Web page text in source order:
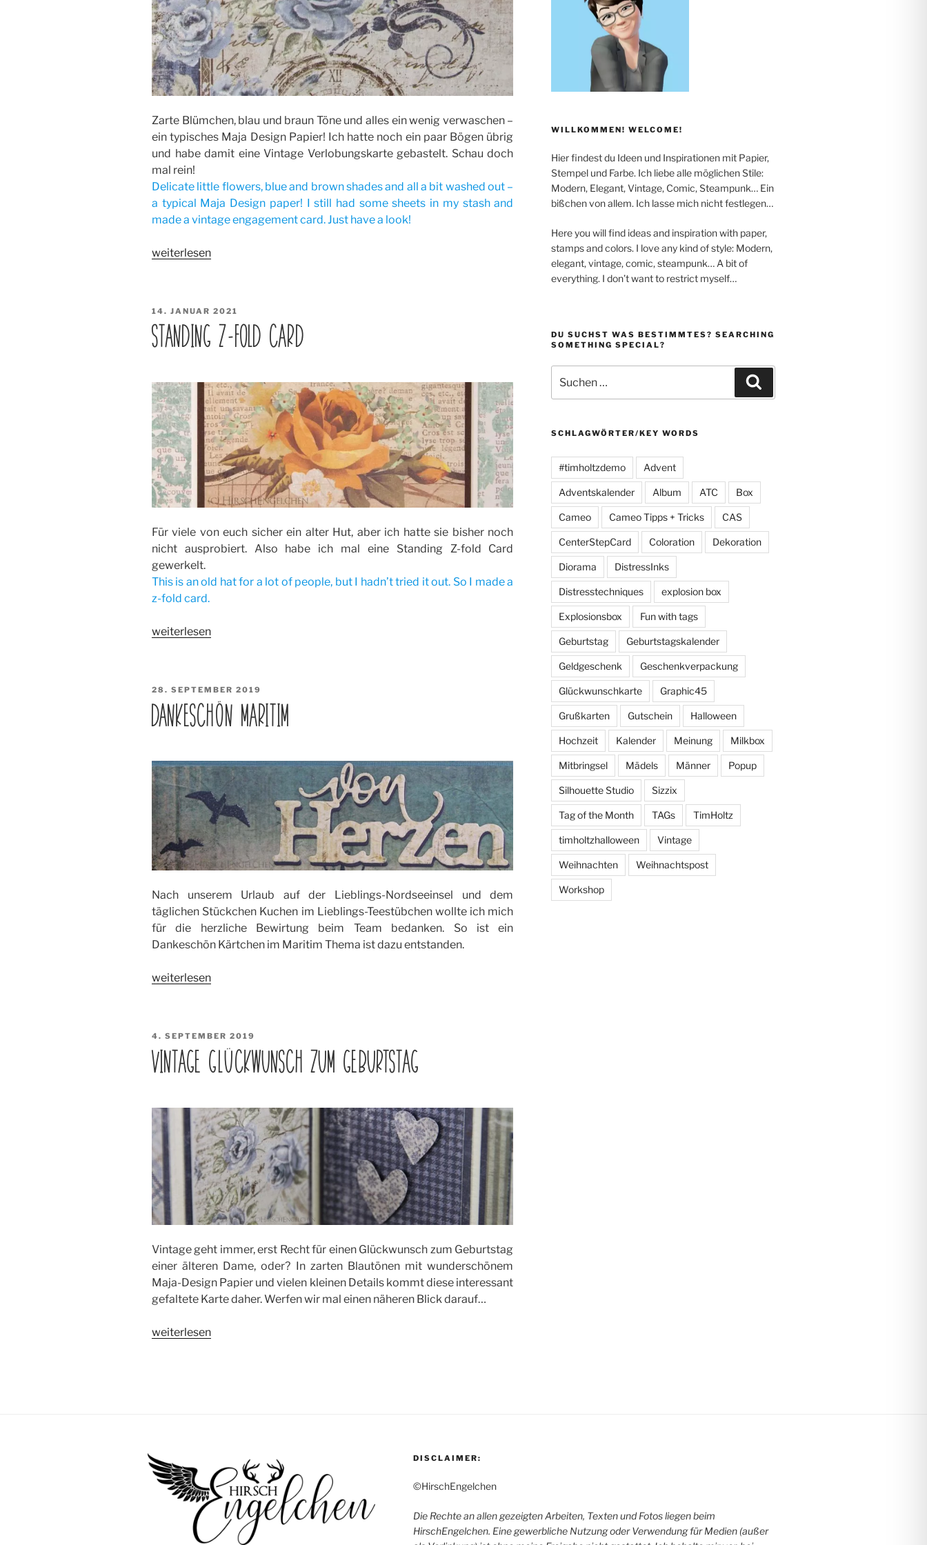
Zarte Blümchen, blau und braun Töne und alles ein wenig verwaschen –
ein typisches Maja Design Papier! Ich hatte noch ein paar Bögen übrig
und habe damit eine Vintage Verlobungskarte gebastelt. Schau doch
mal rein!
Delicate little flowers, blue and brown shades and all a bit washed out –
a typical Maja Design paper! I still had some sheets in my stash and
made a vintage engagement card. Just have a look!
„Vintage
Engagement
Card“
weiterlesen
VERÖFFENTLICHT
14. JANUAR 2021
STANDING Z-FOLD CARD
Für viele von euch sicher ein alter Hut, aber ich hatte sie bisher noch
nicht ausprobiert. Also habe ich mal eine Standing Z-fold Card
gewerkelt.
This is an old hat for a lot of people, but I hadn’t tried it out. So I made a
z-fold card.
„Standing
weiterlesen
VERÖFFENTLICHT
28. SEPTEMBER 2019
DANKESCHÖN MARITIM
Nach unserem Urlaub auf der Lieblings-Nordseeinsel und dem
täglichen Stückchen Kuchen im Lieblings-Teestübchen wollte ich mich
für die herzliche Bewirtung beim Team bedanken. So ist ein
Dankeschön Kärtchen im Maritim Thema ist dazu entstanden.
„Dankeschön
weiterlesen
VERÖFFENTLICHT
4. SEPTEMBER 2019
VINTAGE GLÜCKWUNSCH ZUM GEBURTSTAG
Vintage geht immer, erst Recht für einen Glückwunsch zum Geburtstag
einer älteren Dame, oder? In zarten Blautönen mit wunderschönem
Maja-Design Papier und vielen kleinen Details kommt diese interessant
gefaltete Karte daher. Werfen wir mal einen näheren Blick darauf…
„Vintage
weiterlesen
WILLKOMMEN! WELCOME!
Hier findest du Ideen und Inspirationen mit Papier,
Stempel und Farbe. Ich liebe alle möglichen Stile:
Modern, Elegant, Vintage, Comic, Steampunk… Ein
bißchen von allem. Ich lasse mich nicht festlegen…
Here you will find ideas and inspiration with paper,
stamps and colors. I love any kind of style: Modern,
elegant, vintage, comic, steampunk… A bit of
everything. I don’t want to restrict myself…
DU SUCHST WAS BESTIMMTES? SEARCHING
SOMETHING SPECIAL?
nach:
SCHLAGWÖRTER/KEY WORDS
#timholtzdemo Advent
Adventskalender Album ATC Box
Cameo Cameo Tipps + Tricks CAS
CenterStepCard Coloration Dekoration
Diorama DistressInks
Distresstechniques explosion box
Explosionsbox Fun with tags
Geburtstag Geburtstagskalender
Geldgeschenk Geschenkverpackung
Glückwunschkarte Graphic45
Grußkarten Gutschein Halloween
Hochzeit Kalender Meinung Milkbox
Mitbringsel Mädels Männer Popup
Silhouette Studio Sizzix
Tag of the Month TAGs TimHoltz
timholtzhalloween Vintage
Weihnachten Weihnachtspost
Workshop
DISCLAIMER:
©HirschEngelchen
Die Rechte an allen gezeigten Arbeiten, Texten und Fotos liegen beim
HirschEngelchen. Eine gewerbliche Nutzung oder Verwendung für Medien (außer